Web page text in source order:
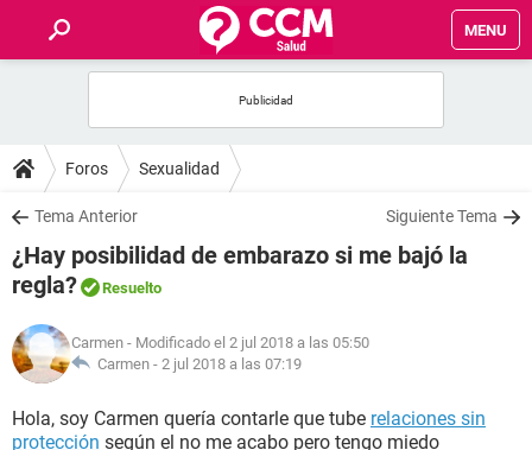
MENU
FOROS
SALUD
FAMILIA
NUTRICIÓN
Foros Sexualidad
Tema Anterior Siguiente Tema
¿Hay posibilidad de embarazo si me bajó la
regla?
Resuelto
Carmen - Modificado el 2 jul 2018 a las 05:50
Carmen - 2 jul 2018 a las 07:19
Hola, soy Carmen quería contarle que tube relaciones sin
protección según el no me acabo pero tengo miedo